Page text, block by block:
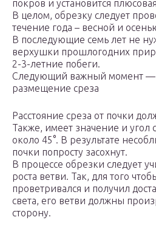
покров и установится
В целом, обрезку следует
течение года – весной и
В последующие семь лет не
верхушки прошлогодних
2-3-летние побеги.
Следующий важный момент —
размещение среза
Расстояние среза от почки
Также, имеет значение и угол
около 45°. В результате
почки попросту засохнут.
В процессе обрезки следует
роста ветви. Так, для того
проветривался и получил
света, его ветви должны
сторону.